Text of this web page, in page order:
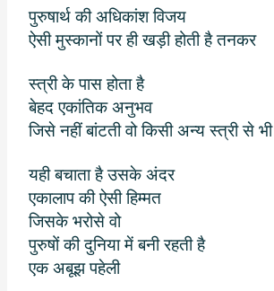
पुरुषार्थ की अधिकांश विजय
ऐसी मुस्कानों पर ही खड़ी होती है तनकर
स्त्री के पास होता है
बेहद एकांतिक अनुभव
जिसे नहीं बांटती वो किसी अन्य स्त्री से भी
यही बचाता है उसके अंदर
एकालाप की ऐसी हिम्मत
जिसके भरोसे वो
पुरुषों की दुनिया में बनी रहती है
एक अबूझ पहेली